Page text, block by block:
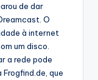
de dar
O
à internet
um disco.
a rede pode
que